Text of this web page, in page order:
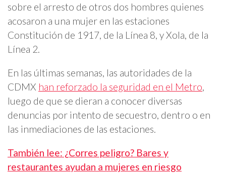
sobre el arresto de otros dos hombres quienes
acosaron a una mujer en las estaciones
Constitución de 1917, de la Línea 8, y Xola, de la
Línea 2.
En las últimas semanas, las autoridades de la
CDMX han reforzado la seguridad en el Metro,
luego de que se dieran a conocer diversas
denuncias por intento de secuestro, dentro o en
las inmediaciones de las estaciones.
También lee: ¿Corres peligro? Bares y
restaurantes ayudan a mujeres en riesgo